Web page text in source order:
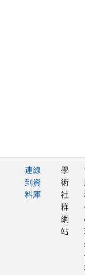
連線
到資
料庫
學
術
社
群
網
站